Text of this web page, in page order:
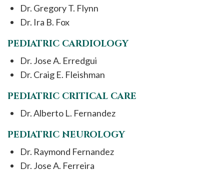
Dr. Gregory T. Flynn
Dr. Ira B. Fox
PEDIATRIC CARDIOLOGY
Dr. Jose A. Erredgui
Dr. Craig E. Fleishman
PEDIATRIC CRITICAL CARE
Dr. Alberto L. Fernandez
PEDIATRIC NEUROLOGY
Dr. Raymond Fernandez
Dr. Jose A. Ferreira